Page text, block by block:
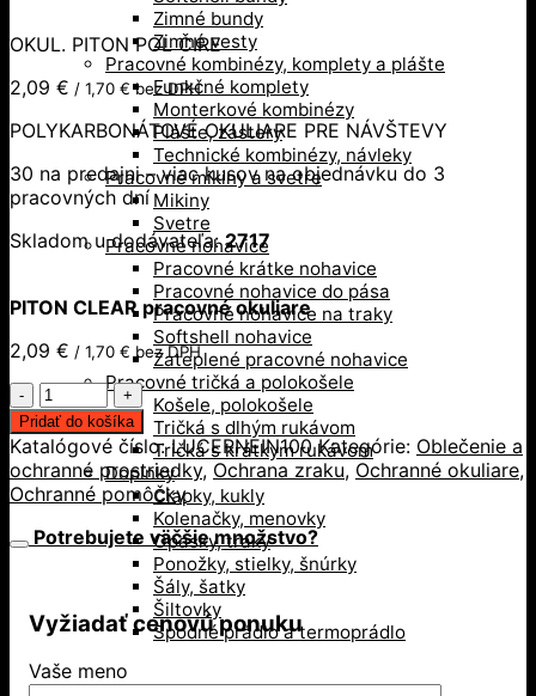
Zimné bundy
Zimné vesty
Pracovné kombinézy, komplety a plášte
Funkčné komplety
Monterkové kombinézy
Plášte, zástery
Technické kombinézy, návleky
Pracovné mikiny a svetre
Mikiny
Svetre
Pracovné nohavice
Pracovné krátke nohavice
Pracovné nohavice do pása
Pracovné nohavice na traky
Softshell nohavice
Zateplené pracovné nohavice
Pracovné tričká a polokošele
Košele, polokošele
Tričká s dlhým rukávom
Tričká s krátkym rukávom
Doplnky
Čiapky, kukly
Kolenačky, menovky
Opasky, traky
Ponožky, stielky, šnúrky
Šály, šatky
Šiltovky
Spodné prádlo a termoprádlo
Obuv
OKUL. PITON POL ČIRE
2,09 € / 1,70 €bez DPH
POLYKARBONÁTOVÉ OKULIARE PRE NÁVŠTEVY
30 na predajni – viac kusov na objednávku do 3
pracovných dní
Skladom u dodávateľa: 2717
PITON CLEAR pracovné okuliare
2,09 € / 1,70 € bez DPH
množstvo
PITON
CLEAR
pracovné
okuliare
Pridať do košíka
Katalógové číslo:LUCERNEIN100 Kategórie: Oblečenie a
ochranné prostriedky, Ochrana zraku, Ochranné okuliare,
Ochranné pomôcky
Potrebujete väčšie množstvo?
Vyžiadať cenovú ponuku
Vaše meno